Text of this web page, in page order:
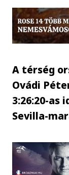
A térség
Ovádi
3:26:20-
Sevilla-